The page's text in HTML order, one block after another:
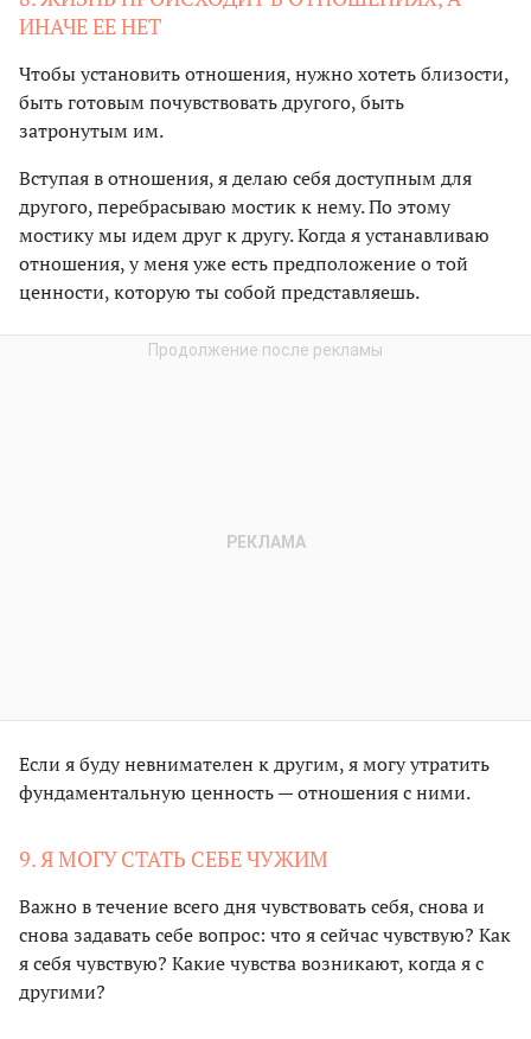
ИНАЧЕ ЕЕ НЕТ
Чтобы установить отношения, нужно хотеть близости,
быть готовым почувствовать другого, быть
затронутым им.
Вступая в отношения, я делаю себя доступным для
другого, перебрасываю мостик к нему. По этому
мостику мы идем друг к другу. Когда я устанавливаю
отношения, у меня уже есть предположение о той
ценности, которую ты собой представляешь.
Если я буду невнимателен к другим, я могу утратить
фундаментальную ценность — отношения с ними.
9. Я МОГУ СТАТЬ СЕБЕ ЧУЖИМ
Важно в течение всего дня чувствовать себя, снова и
снова задавать себе вопрос: что я сейчас чувствую? Как
я себя чувствую? Какие чувства возникают, когда я с
другими?